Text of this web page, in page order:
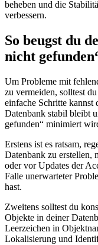
beheben und die
verbessern.
So beugst du
nicht
Um Probleme mit
zu vermeiden, solltest
einfache Schritte kannst
Datenbank stabil bleibt
gefunden“ minimiert
Erstens ist es ratsam,
Datenbank zu erstellen,
oder vor Updates der
Falle unerwarteter
hast.
Zweitens solltest du
Objekte in deiner
Leerzeichen in
Lokalisierung und